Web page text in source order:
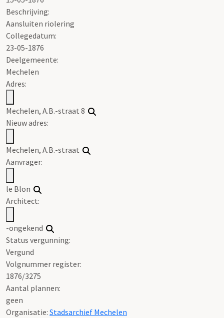
Beschrijving:
Aansluiten riolering
Collegedatum:
23-05-1876
Deelgemeente:
Mechelen
Adres:
Mechelen, A.B.-straat 8
Nieuw adres:
Mechelen, A.B.-straat
Aanvrager:
le Blon
Architect:
-ongekend
Status vergunning:
Vergund
Volgnummer register:
1876/3275
Aantal plannen:
geen
Organisatie: Stadsarchief Mechelen